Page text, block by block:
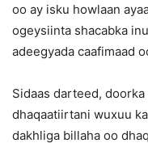
oo ay isku howlaan
ogeysiinta shacabka
adeegyada caafimaad
Sidaas darteed,
dhaqaatiirtani wuxuu
dakhliga billaha oo